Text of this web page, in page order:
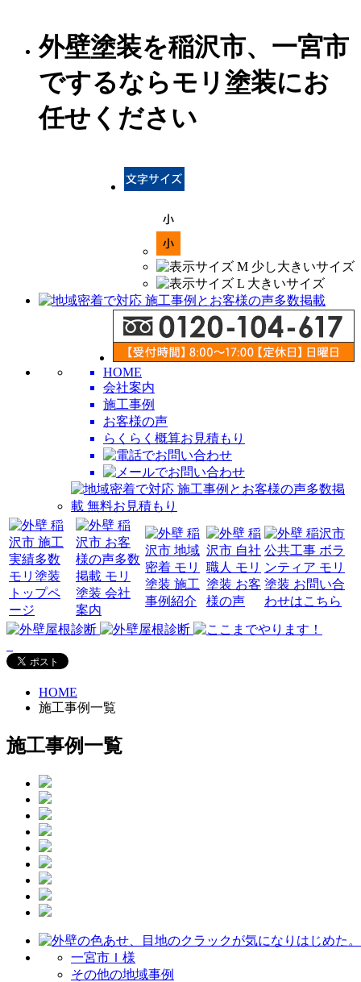
外壁塗装を稲沢市、一宮市
でするならモリ塗装にお
任せください
HOME
会社案内
施工事例
お客様の声
らくらく概算お見積もり
HOME
施工事例一覧
施工事例一覧
一宮市Ｉ様
その他の地域事例